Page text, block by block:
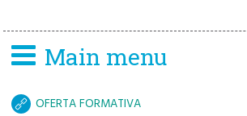
Main menu
OFERTA FORMATIVA